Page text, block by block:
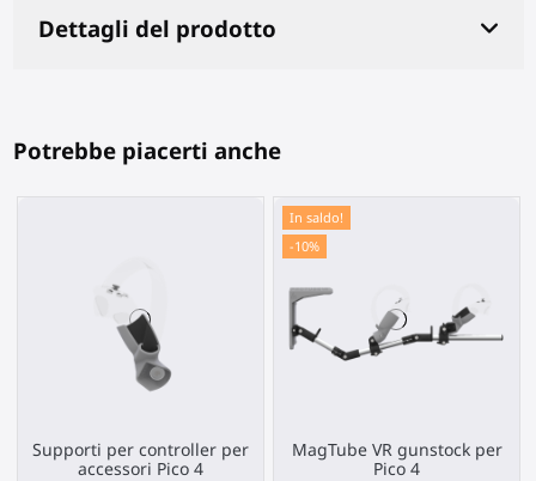
Dettagli del prodotto
Potrebbe piacerti anche
Supporti per controller per
accessori Pico 4
In saldo!
-10%
MagTube VR gunstock per
Pico 4